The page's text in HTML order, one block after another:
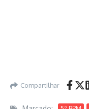
Compartilhar